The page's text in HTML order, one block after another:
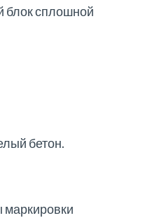
сплошной
бетон.
маркировки